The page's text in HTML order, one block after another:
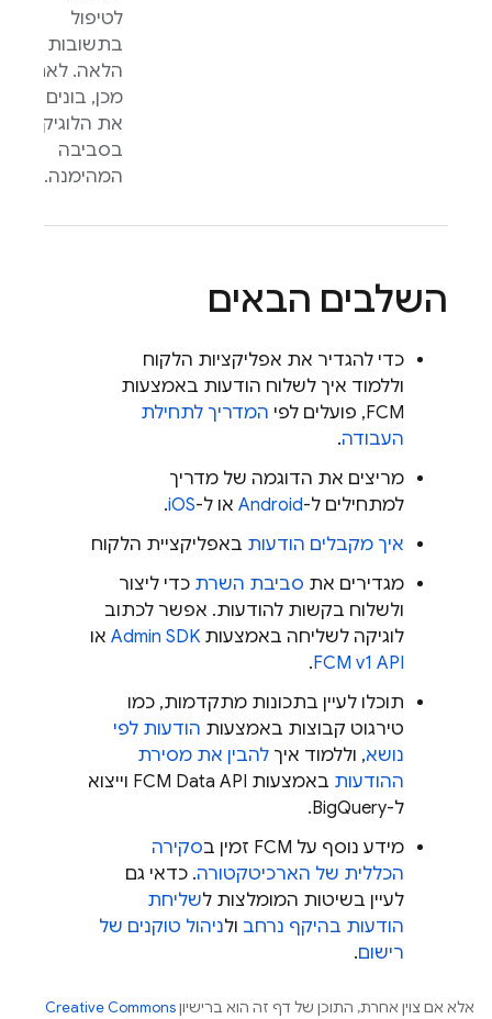
לטיפול
בתשובות וכן
הלאה. לאחר
מכן, בונים
את הלוגיקה
בסביבה
המהימנה.
השלבים הבאים
כדי להגדיר את אפליקציות הלקוח
וללמוד איך לשלוח הודעות באמצעות
FCM, פועלים לפי המדריך לתחילת
העבודה.
מריצים את הדוגמה של מדריך
למתחילים ל-Android או ל-iOS
.
איך מקבלים הודעות באפליקציית הלקוח
מגדירים את סביבת השרת כדי ליצור
ולשלוח בקשות להודעות. אפשר לכתוב
לוגיקה לשליחה באמצעות Admin SDK או
FCM v1 API
.
תוכלו לעיין בתכונות מתקדמות, כמו
טירגוט קבוצות באמצעות הודעות לפי
נושא, וללמוד איך להבין את מסירת
ההודעות באמצעות FCM Data API וייצוא
ל-BigQuery.
מידע נוסף על FCM זמין בסקירה
הכללית של הארכיטקטורה. כדאי גם
לעיין בשיטות המומלצות לשליחת
הודעות בהיקף נרחב ולניהול טוקנים של
רישום.
אלא אם צוין אחרת, התוכן של דף זה הוא ברישיוןCreative Commons